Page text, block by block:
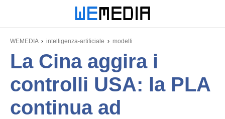
WEMEDIA intelligenza-artificiale modelli
La Cina aggira i
controlli USA: la PLA
continua ad